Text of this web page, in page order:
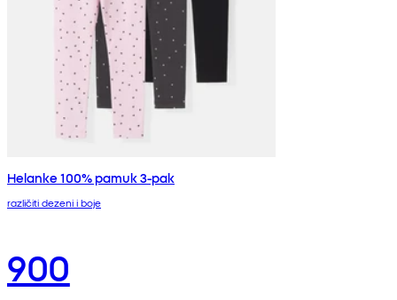
Helanke 100% pamuk 3-pak
različiti dezeni i boje
900